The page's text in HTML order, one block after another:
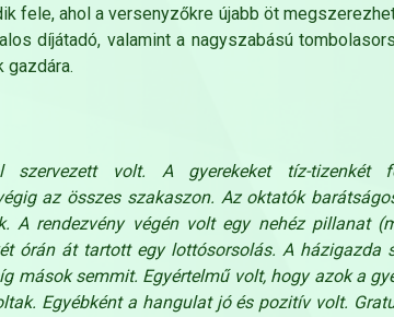
fele, ahol a versenyzőkre újabb öt
díjátadó, valamint a nagyszabású
gazdára.
szervezett volt. A gyerekeket tíz-tizenkét
az összes szakaszon. Az oktatók
A rendezvény végén volt egy nehéz pillanat
órán át tartott egy lottósorsolás. A házigazda
mások semmit. Egyértelmű volt, hogy azok a
Egyébként a hangulat jó és pozitív volt.